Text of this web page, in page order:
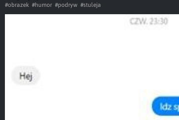
#obrazek #humor #podryw #stuleja